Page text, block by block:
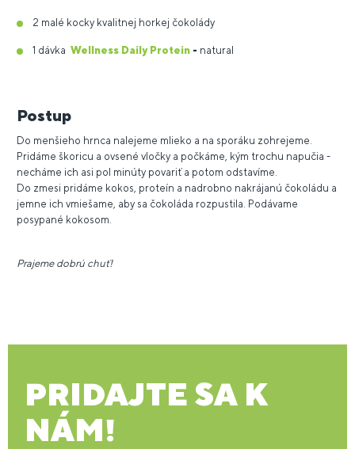
2 malé kocky kvalitnej horkej čokolády
1 dávka Wellness Daily Protein - natural
Postup
Do menšieho hrnca nalejeme mlieko a na sporáku zohrejeme.
Pridáme škoricu a ovsené vločky a počkáme, kým trochu napučia -
necháme ich asi pol minúty povariť a potom odstavíme.
Do zmesi pridáme kokos, proteín a nadrobno nakrájanú čokoládu a
jemne ich vmiešame, aby sa čokoláda rozpustila. Podávame
posypané kokosom.
Prajeme dobrú chuť!
PRIDAJTE SA K
NÁM!